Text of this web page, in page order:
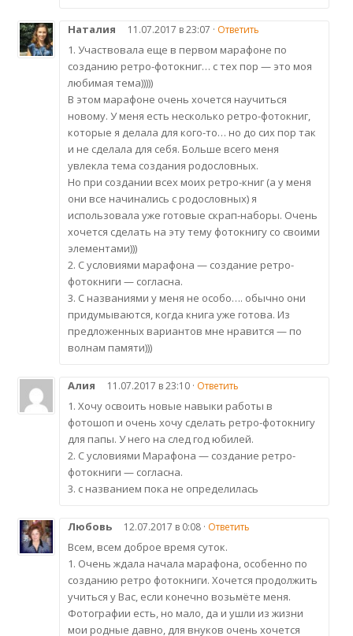
Наталия 11.07.2017 в 23:07 · Ответить
1. Участвовала еще в первом марафоне по
созданию ретро-фотокниг… с тех пор — это моя
любимая тема)))))
В этом марафоне очень хочется научиться
новому. У меня есть несколько ретро-фотокниг,
которые я делала для кого-то… но до сих пор так
и не сделала для себя. Больше всего меня
увлекла тема создания родословных.
Но при создании всех моих ретро-книг (а у меня
они все начинались с родословных) я
использовала уже готовые скрап-наборы. Очень
хочется сделать на эту тему фотокнигу со своими
элементами)))
2. С условиями марафона — создание ретро-
фотокниги — согласна.
3. С названиями у меня не особо…. обычно они
придумываются, когда книга уже готова. Из
предложенных вариантов мне нравится — по
волнам памяти)))
Алия 11.07.2017 в 23:10 · Ответить
1. Хочу освоить новые навыки работы в
фотошоп и очень хочу сделать ретро-фотокнигу
для папы. У него на след год юбилей.
2. С условиями Марафона — создание ретро-
фотокниги — согласна.
3. с названием пока не определилась
Любовь 12.07.2017 в 0:08 · Ответить
Всем, всем доброе время суток.
1. Очень ждала начала марафона, особенно по
созданию ретро фотокниги. Хочется продолжить
учиться у Вас, если конечно возьмёте меня.
Фотографии есть, но мало, да и ушли из жизни
мои родные давно, для внуков очень хочется